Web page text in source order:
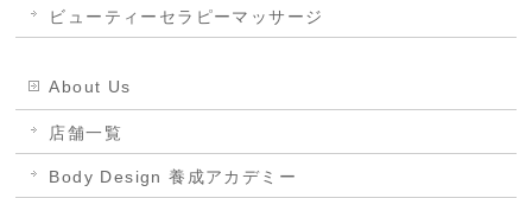
ビューティーセラピーマッサージ
About Us
店舗一覧
Body Design 養成アカデミー